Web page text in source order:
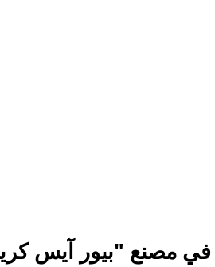
كريم" بقيمة 80 مليون إماراتي في